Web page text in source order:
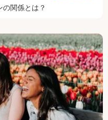
関係とは？